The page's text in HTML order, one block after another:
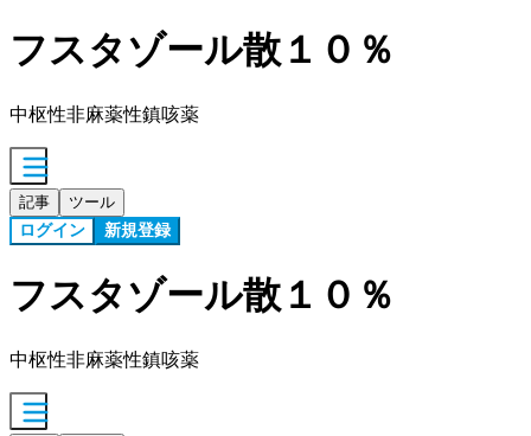
フスタゾール散１０％
中枢性非麻薬性鎮咳薬
記事 ツール
ログイン 新規登録
フスタゾール散１０％
中枢性非麻薬性鎮咳薬